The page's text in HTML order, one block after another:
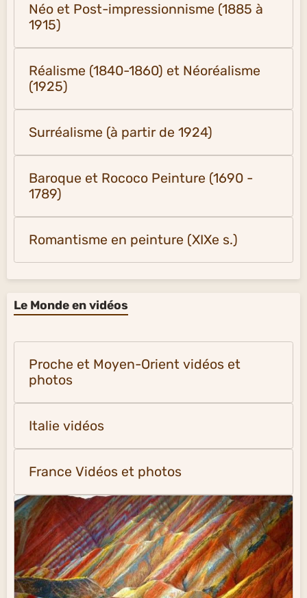
Néo et Post-impressionnisme (1885 à
1915)
Réalisme (1840-1860) et Néoréalisme
(1925)
Surréalisme (à partir de 1924)
Baroque et Rococo Peinture (1690 -
1789)
Romantisme en peinture (XIXe s.)
Le Monde en vidéos
Proche et Moyen-Orient vidéos et
photos
Italie vidéos
France Vidéos et photos